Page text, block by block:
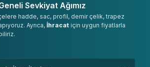
Sevkiyat Ağımız
hadde, sac, profil, demir çelik, trapez
Ayrıca, İhracat için uygun fiyatlarla